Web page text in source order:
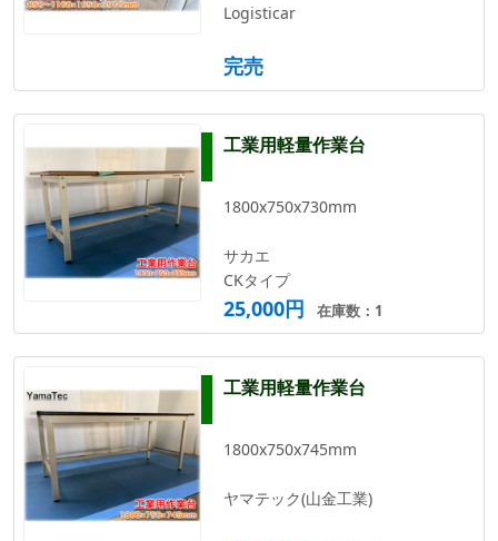
Logisticar
完売
工業用軽量作業台
1800x750x730mm
サカエ
CKタイプ
25,000円 在庫数：1
工業用軽量作業台
1800x750x745mm
ヤマテック(山金工業)